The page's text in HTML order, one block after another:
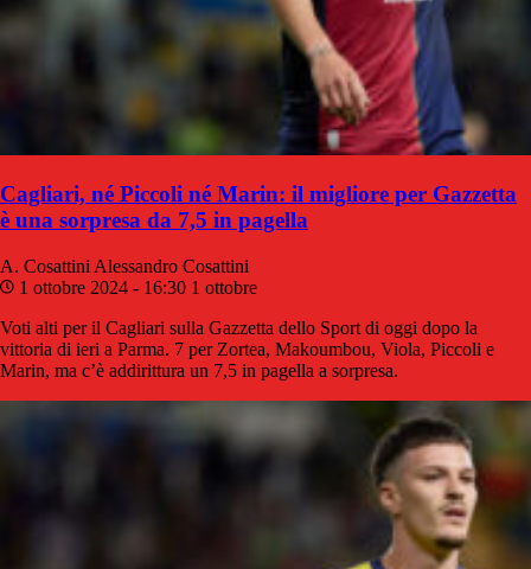
Cagliari, né Piccoli né Marin: il migliore per Gazzetta
è una sorpresa da 7,5 in pagella
A. Cosattini Alessandro Cosattini
1 ottobre 2024 - 16:30 1 ottobre
Voti alti per il Cagliari sulla Gazzetta dello Sport di oggi dopo la
vittoria di ieri a Parma. 7 per Zortea, Makoumbou, Viola, Piccoli e
Marin, ma c’è addirittura un 7,5 in pagella a sorpresa.